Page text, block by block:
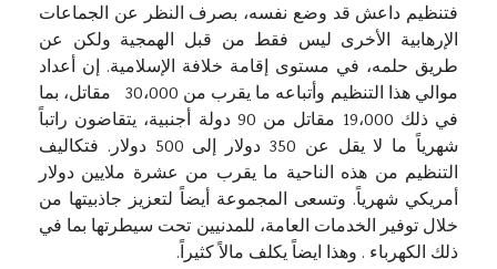
فتنظيم داعش قد وضع نفسه، بصرف النظر عن الجماعات
الإرهابية الأخرى ليس فقط من قبل الهمجية ولكن عن
طريق حلمه، في مستوى إقامة خلافة الإسلامية. إن أعداد
موالي هذا التنظيم وأتباعه ما يقرب من 30،000 مقاتل، بما
في ذلك 19،000 مقاتل من 90 دولة أجنبية، يتقاضون راتباً
شهرياً ما لا يقل عن 350 دولار إلى 500 دولار. فتكاليف
التنظيم من هذه الناحية ما يقرب من عشرة ملايين دولار
أمريكي شهرياً. وتسعى المجموعة أيضاً لتعزيز جاذبيتها من
خلال توفير الخدمات العامة، للمدنيين تحت سيطرتها بما في
ذلك الكهرباء . وهذا ايضاً يكلف مالاً كثيراً.